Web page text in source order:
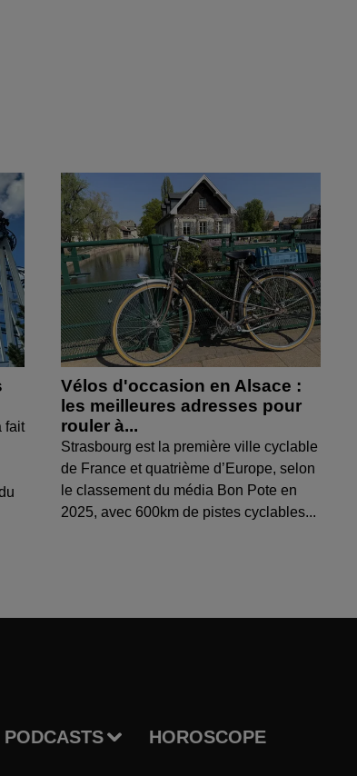
fait
Vélos d'occasion en Alsace :
les meilleures adresses pour
rouler à...
Strasbourg est la première ville cyclable
de France et quatrième d’Europe, selon
le classement du média Bon Pote en
2025, avec 600km de pistes cyclables...
PODCASTS HOROSCOPE